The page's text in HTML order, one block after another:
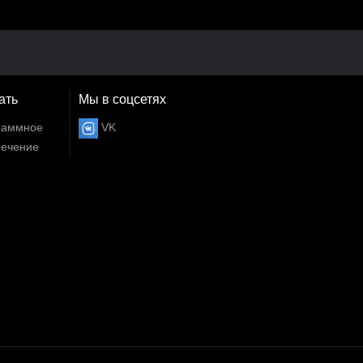
Мы в соцсетях
VK